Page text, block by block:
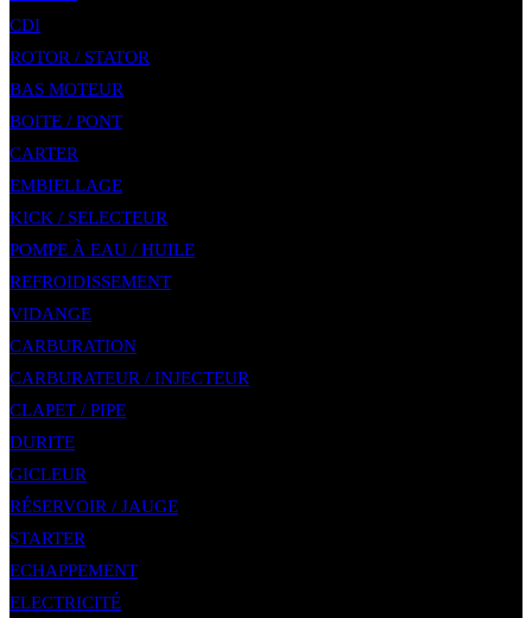
CDI
ROTOR / STATOR
BAS MOTEUR
BOITE / PONT
CARTER
EMBIELLAGE
KICK / SELECTEUR
POMPE À EAU / HUILE
REFROIDISSEMENT
VIDANGE
CARBURATION
CARBURATEUR / INJECTEUR
CLAPET / PIPE
DURITE
GICLEUR
RÉSERVOIR / JAUGE
STARTER
ECHAPPEMENT
ELECTRICITÉ